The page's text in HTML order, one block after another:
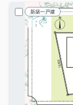
新築一戸建